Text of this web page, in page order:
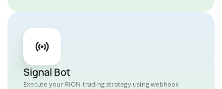
Signal Bot
Execute your RION trading strategy using webhook